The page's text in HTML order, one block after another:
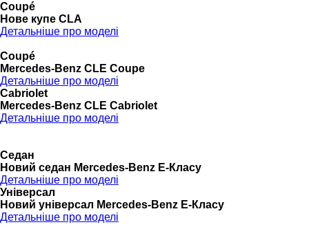
Coupé
Нове купе CLA
Детальніше про моделі
Coupé
Mercedes-Benz CLE Coupe
Детальніше про моделі
Cabriolet
Mercedes-Benz CLE Cabriolet
Детальніше про моделі
Седан
Новий седан Mercedes-Benz Е-Класу
Детальніше про моделі
Універсал
Новий універсал Mercedes-Benz E-Класу
Детальніше про моделі